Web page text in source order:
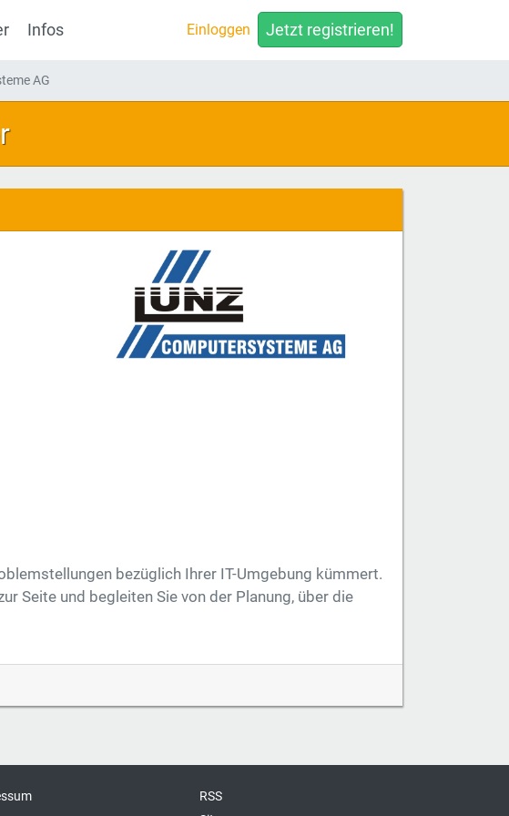
Infos Einloggen Jetzt registrieren!
AG
bezüglich Ihrer IT-Umgebung kümmert.
Seite und begleiten Sie von der Planung, über die
RSS